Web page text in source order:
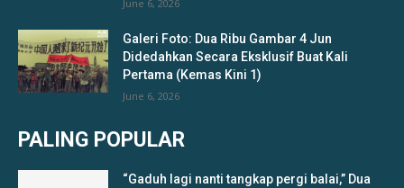
June 6, 2026
Galeri Foto: Dua Ribu Gambar 4 Jun
Didedahkan Secara Eksklusif Buat Kali
Pertama (Kemas Kini 1)
June 6, 2026
PALING POPULAR
“Gaduh lagi nanti tangkap pergi balai,” Dua